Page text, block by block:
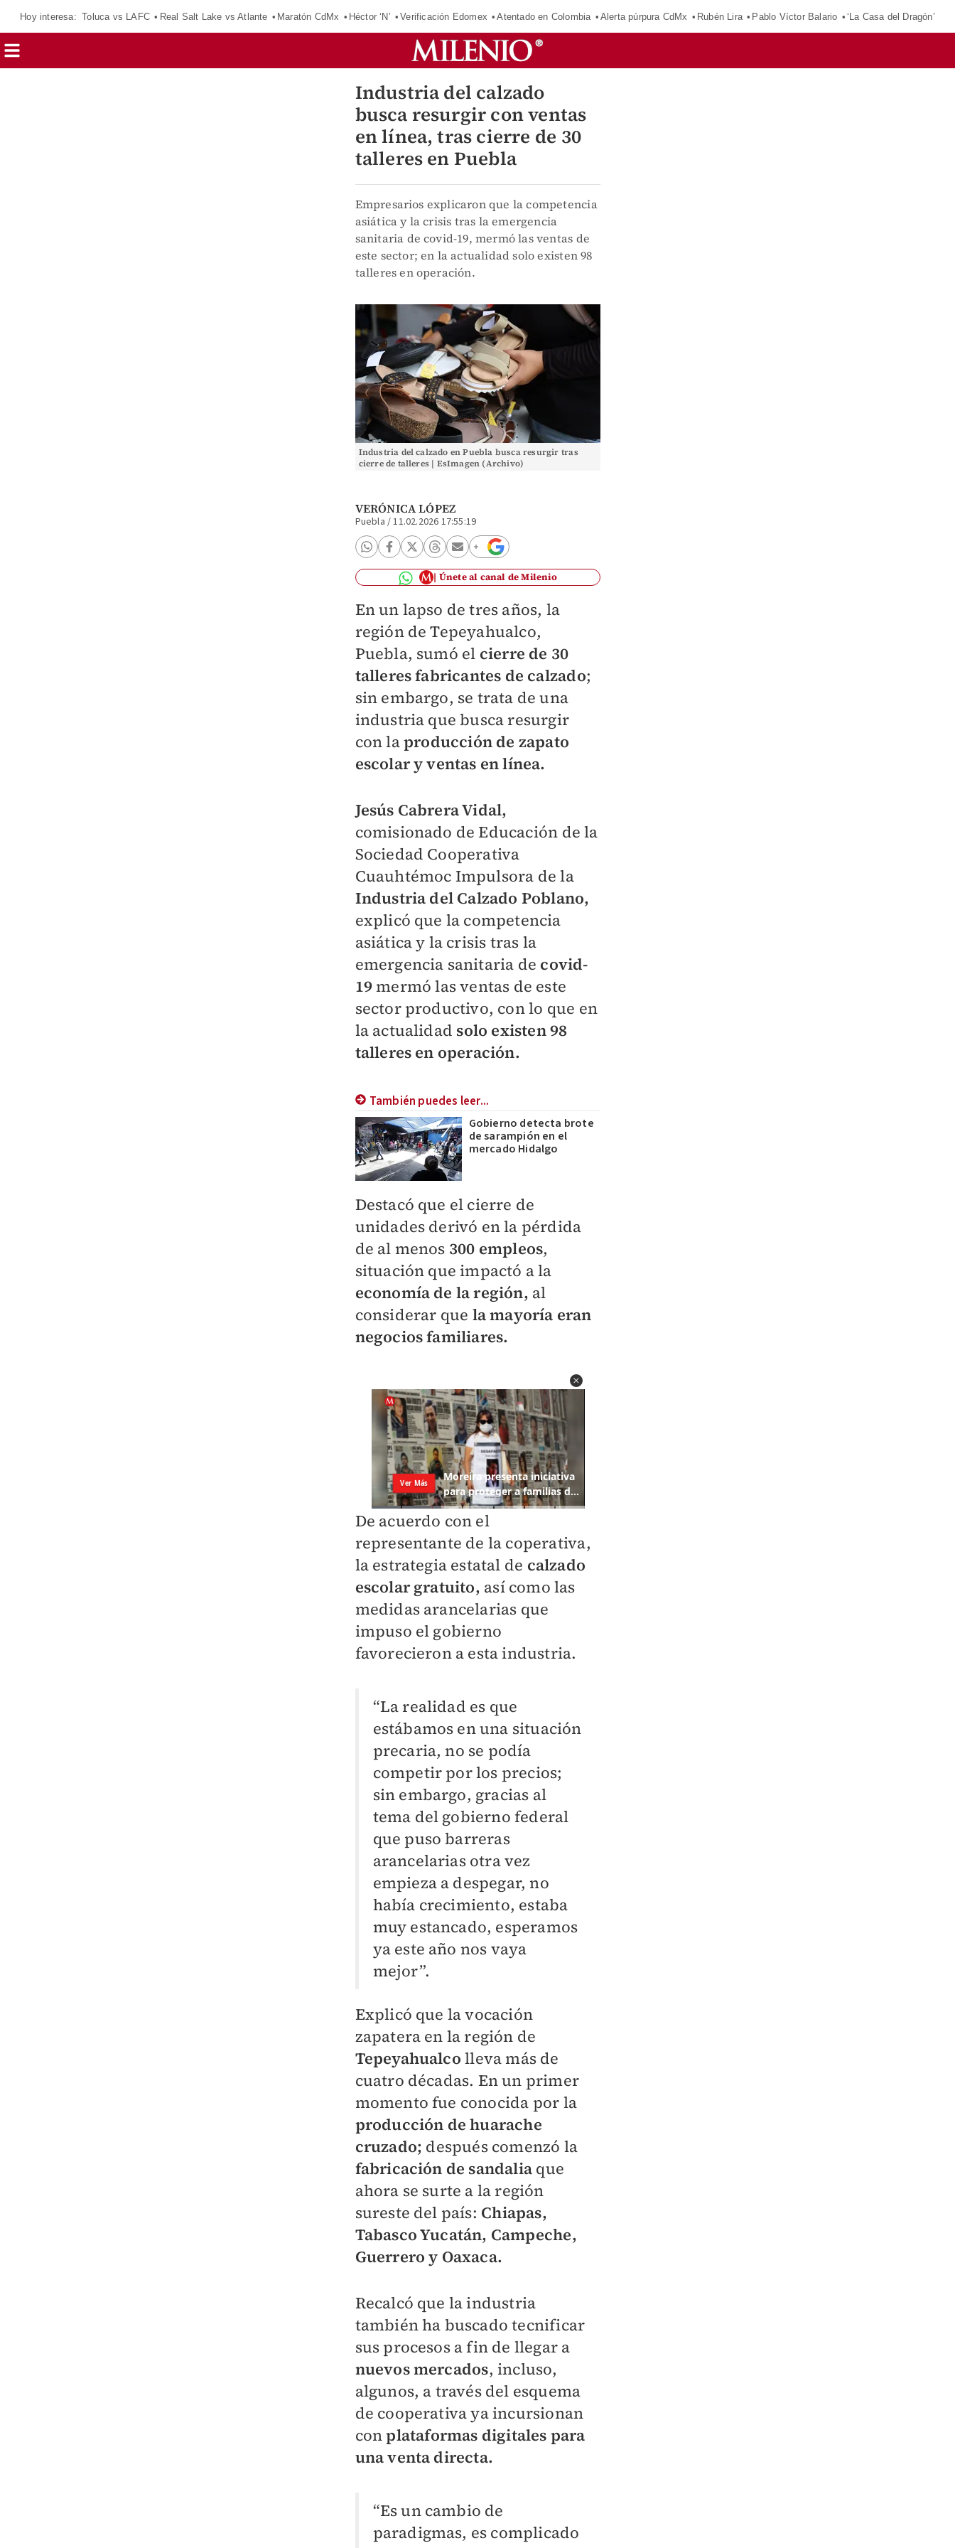
Hoy interesa: Toluca vs LAFC Real Salt Lake vs Atlante Maratón CdMx Héctor ‘N’ Verificación Edomex Atentado en Colombia Alerta púrpura CdMx Rubén Lira Pablo Víctor Balario ‘La Casa del Dragón’
Industria del calzado
busca resurgir con ventas
en línea, tras cierre de 30
talleres en Puebla
Empresarios explicaron que la competencia
asiática y la crisis tras la emergencia
sanitaria de covid-19, mermó las ventas de
este sector; en la actualidad solo existen 98
talleres en operación.
Industria del calzado en Puebla busca resurgir tras
cierre de talleres | EsImagen (Archivo)
VERÓNICA LÓPEZ
Puebla /11.02.2026 17:55:19
Únete al canal de Milenio
En un lapso de tres años, la
región de Tepeyahualco,
Puebla, sumó el cierre de 30
talleres fabricantes de calzado;
sin embargo, se trata de una
industria que busca resurgir
con laproducción de zapato
escolar y ventas en línea.
Jesús Cabrera Vidal,
comisionado de Educación de la
Sociedad Cooperativa
Cuauhtémoc Impulsora de la
Industria del Calzado Poblano,
explicó que la competencia
asiática y la crisis tras la
emergencia sanitaria de covid-
19mermó las ventas de este
sector productivo, con lo que en
la actualidad solo existen 98
talleres en operación.
También puedes leer...
Gobierno detecta brote
de sarampión en el
mercado Hidalgo
Destacó que el cierre de
unidades derivó en la pérdida
de al menos 300 empleos,
situación que impactó a la
economía de la región, al
considerar que la mayoría eran
negocios familiares.
De acuerdo con el
representante de la coperativa,
la estrategia estatal de calzado
escolar gratuito, así como las
medidas arancelarias que
impuso el gobierno
favorecieron a esta industria.
“La realidad es que
estábamos en una situación
precaria, no se podía
competir por los precios;
sin embargo, gracias al
tema del gobierno federal
que puso barreras
arancelarias otra vez
empieza a despegar, no
había crecimiento, estaba
muy estancado, esperamos
ya este año nos vaya
mejor”.
Explicó que la vocación
zapatera en la región de
Tepeyahualco lleva más de
cuatro décadas. En un primer
momento fue conocida por la
producción de huarache
cruzado; después comenzó la
fabricación de sandalia que
ahora se surte a la región
sureste del país: Chiapas,
Tabasco Yucatán, Campeche,
Guerrero y Oaxaca.
Recalcó que la industria
también ha buscado tecnificar
sus procesos a fin de llegar a
nuevos mercados, incluso,
algunos, a través del esquema
de cooperativa ya incursionan
conplataformas digitales para
una venta directa.
“Es un cambio de
paradigmas, es complicado